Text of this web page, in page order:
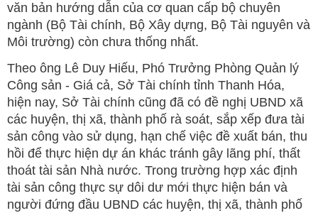
văn bản hướng dẫn của cơ quan cấp bộ chuyên
ngành (Bộ Tài chính, Bộ Xây dựng, Bộ Tài nguyên và
Môi trường) còn chưa thống nhất.
Theo ông Lê Duy Hiếu, Phó Trưởng Phòng Quản lý
Công sản - Giá cả, Sở Tài chính tỉnh Thanh Hóa,
hiện nay, Sở Tài chính cũng đã có đề nghị UBND xã
các huyện, thị xã, thành phố rà soát, sắp xếp đưa tài
sản công vào sử dụng, hạn chế việc đề xuất bán, thu
hồi để thực hiện dự án khác tránh gây lãng phí, thất
thoát tài sản Nhà nước. Trong trường hợp xác định
tài sản công thực sự dôi dư mới thực hiện bán và
người đứng đầu UBND các huyện, thị xã, thành phố